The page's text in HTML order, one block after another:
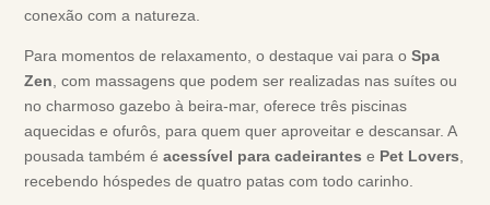
conexão com a natureza.
Para momentos de relaxamento, o destaque vai para oSpa
Zen , com massagens que podem ser realizadas nas suítes ou
no charmoso gazebo à beira-mar, oferece três piscinas
aquecidas e ofurôs, para quem quer aproveitar e descansar. A
pousada também éacessível para cadeirantes e Pet Lovers
recebendo hóspedes de quatro patas com todo carinho.